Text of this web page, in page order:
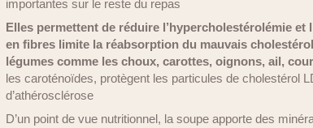
importantes sur le reste du repas
Elles permettent de réduire l’hypercholestérolémie
en fibres limite la réabsorption du mauvais
légumes comme les choux, carottes, oignons, ail,
les caroténoïdes, protègent les particules de cholestérol
d’athérosclérose
D’un point de vue nutritionnel, la soupe apporte des